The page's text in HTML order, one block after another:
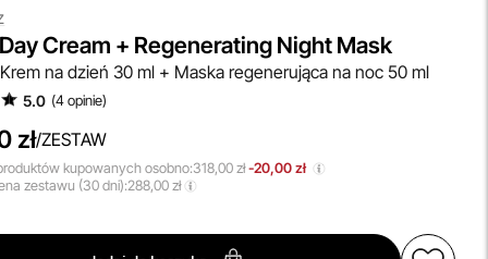
w Cream + Regenerating Night Mask
na dzień 30 ml + Maska regenerująca na noc 50 ml
5.0 (4opinie)
zł/ZESTAW
kupowanych osobno:318,00 zł-20,00 zł
zestawu (30 dni):288,00 zł